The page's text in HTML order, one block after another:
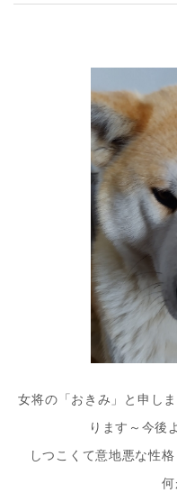
女将の「おきみ」と申し
ります～今後
しつこくて意地悪な性
何